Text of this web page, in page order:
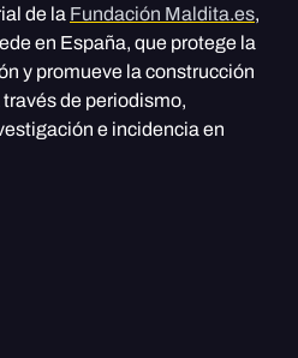
de la Fundación Maldita.es,
en España, que protege la
y promueve la construcción
de periodismo,
e incidencia en